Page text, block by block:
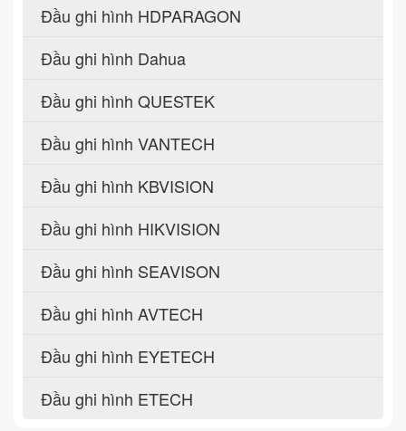
Đầu ghi hình HDPARAGON
Đầu ghi hình Dahua
Đầu ghi hình QUESTEK
Đầu ghi hình VANTECH
Đầu ghi hình KBVISION
Đầu ghi hình HIKVISION
Đầu ghi hình SEAVISON
Đầu ghi hình AVTECH
Đầu ghi hình EYETECH
Đầu ghi hình ETECH